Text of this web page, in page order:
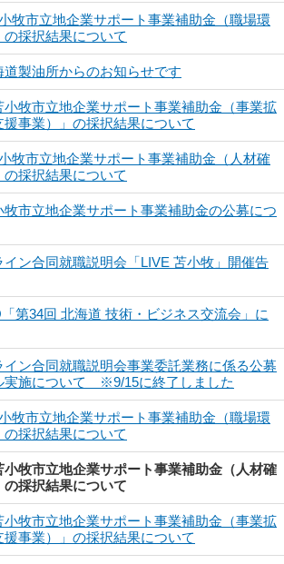
牧市立地企業サポート事業補助金（職場環
採択結果について
道製油所からのお知らせです
牧市立地企業サポート事業補助金（事業拡
援事業）」の採択結果について
牧市立地企業サポート事業補助金（人材確
採択結果について
市立地企業サポート事業補助金の公募につ
ン合同就職説明会「LIVE 苫小牧」開催告
第34回 北海道 技術・ビジネス交流会」に
ン合同就職説明会事業委託業務に係る公募
実施について ※9/15に終了しました
牧市立地企業サポート事業補助金（職場環
採択結果について
牧市立地企業サポート事業補助金（人材確
採択結果について
牧市立地企業サポート事業補助金（事業拡
援事業）」の採択結果について